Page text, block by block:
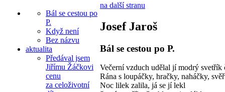
Bál se cestou po
P.
Když není
Bez názvu
aktualita
Předával jsem
Jiřímu Žáčkovi
cenu
za celoživotní
na další stranu
Josef Jaroš
Bál se cestou po P.
Večerní vzduch udělal jí modrý svetřík
Rána s loupáčky, hračky, naháčky,
Noc lilek zalila, já se jí lekl